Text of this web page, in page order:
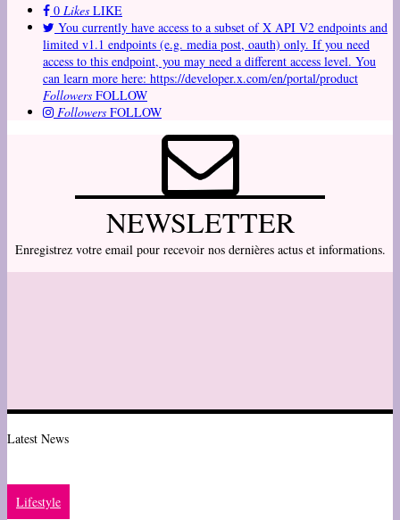
0 Likes LIKE
You currently have access to a subset of X API V2 endpoints and
limited v1.1 endpoints (e.g. media post, oauth) only. If you need
access to this endpoint, you may need a different access level. You
can learn more here: https://developer.x.com/en/portal/product
Followers FOLLOW
Followers FOLLOW
NEWSLETTER
Enregistrez votre email pour recevoir nos dernières actus et informations.
Latest News
Lifestyle